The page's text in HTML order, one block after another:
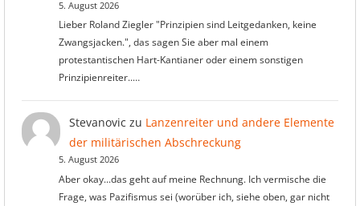
5. August 2026
Lieber Roland Ziegler "Prinzipien sind Leitgedanken, keine
Zwangsjacken.", das sagen Sie aber mal einem
protestantischen Hart-Kantianer oder einem sonstigen
Prinzipienreiter..…
Stevanovic zu Lanzenreiter und andere Elemente
der militärischen Abschreckung
5. August 2026
Aber okay...das geht auf meine Rechnung. Ich vermische die
Frage, was Pazifismus sei (worüber ich, siehe oben, gar nicht